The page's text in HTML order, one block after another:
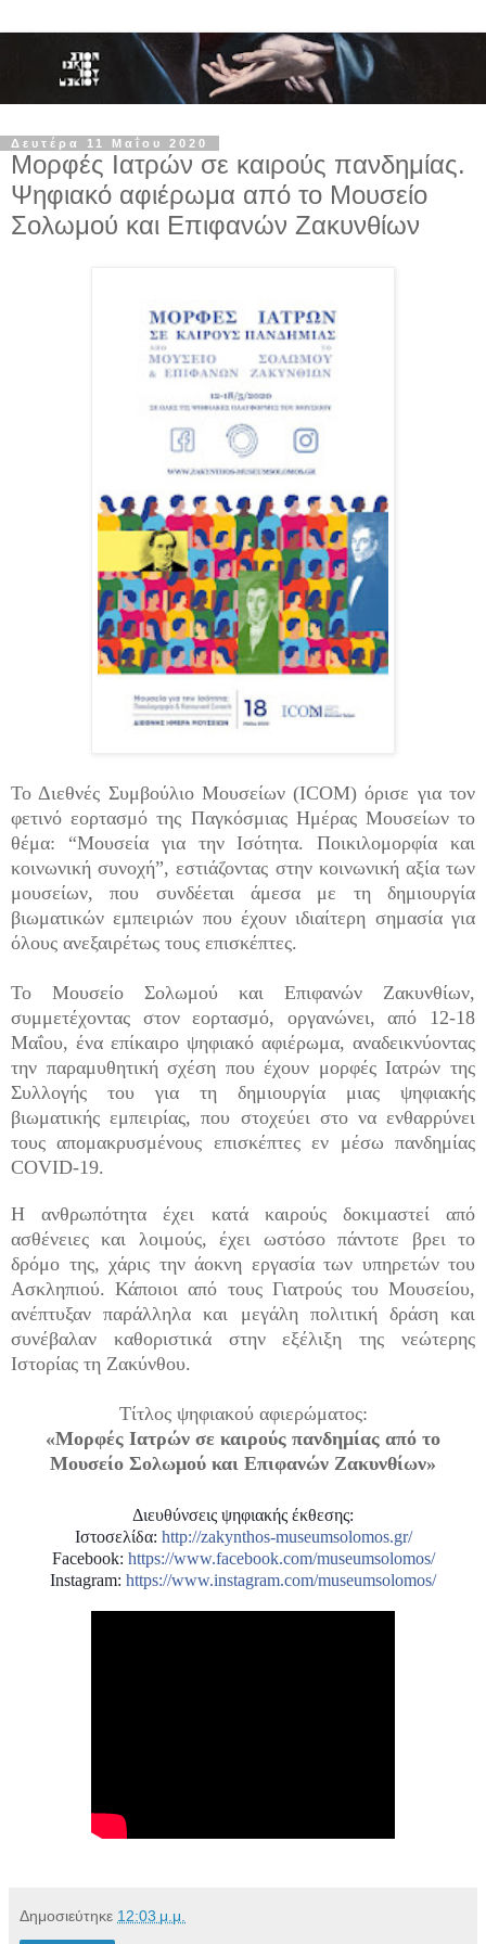
Δευτέρα 11 Μαΐου 2020
Μορφές Ιατρών σε καιρούς πανδημίας.
Ψηφιακό αφιέρωμα από το Μουσείο
Σολωμού και Επιφανών Ζακυνθίων
Το Διεθνές Συμβούλιο Μουσείων (ICOM) όρισε για τον
φετινό εορτασμό της Παγκόσμιας Ημέρας Μουσείων το
θέμα: “Μουσεία για την Ισότητα. Ποικιλομορφία και
κοινωνική συνοχή”, εστιάζοντας στην κοινωνική αξία των
μουσείων, που συνδέεται άμεσα με τη δημιουργία
βιωματικών εμπειριών που έχουν ιδιαίτερη σημασία για
όλους ανεξαιρέτως τους επισκέπτες.
Το Μουσείο Σολωμού και Επιφανών Ζακυνθίων,
συμμετέχοντας στον εορτασμό, οργανώνει, από 12-18
Μαΐου, ένα επίκαιρο ψηφιακό αφιέρωμα, αναδεικνύοντας
την παραμυθητική σχέση που έχουν μορφές Ιατρών της
Συλλογής του για τη δημιουργία μιας ψηφιακής
βιωματικής εμπειρίας, που στοχεύει στο να ενθαρρύνει
τους απομακρυσμένους επισκέπτες εν μέσω πανδημίας
COVID-19.
Η ανθρωπότητα έχει κατά καιρούς δοκιμαστεί από
ασθένειες και λοιμούς, έχει ωστόσο πάντοτε βρει το
δρόμο της, χάρις την άοκνη εργασία των υπηρετών του
Ασκληπιού. Κάποιοι από τους Γιατρούς του Μουσείου,
ανέπτυξαν παράλληλα και μεγάλη πολιτική δράση και
συνέβαλαν καθοριστικά στην εξέλιξη της νεώτερης
Ιστορίας τη Ζακύνθου.
Τίτλος ψηφιακού αφιερώματος:
«Moρφές Ιατρών σε καιρούς πανδημίας από το
Μουσείο Σολωμού και Επιφανών Ζακυνθίων»
Διευθύνσεις ψηφιακής έκθεσης:
Ιστοσελίδα: http://zakynthos-museumsolomos.gr/
Facebook: https://www.facebook.com/museumsolomos/
Instagram: https://www.instagram.com/museumsolomos/
Δημοσιεύτηκε 12:03 μ.μ.